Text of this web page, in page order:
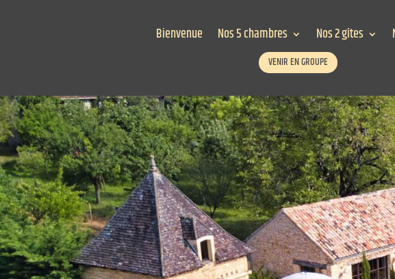
Bienvenue Nos 5 chambres Nos 2 gîtes
VENIR EN GROUPE